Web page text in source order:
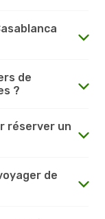
de
?
réserver un
de